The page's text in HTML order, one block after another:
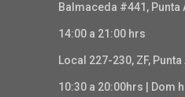
Balmaceda #441, Punta
14:00 a 21:00 hrs
Local 227-230, ZF, Punta
10:30 a 20:00hrs | Dom